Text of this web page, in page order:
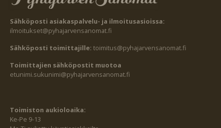
Sähköposti asiakaspalvelu- ja ilmoitusasioissa:
ilmoitukset@pyhajarvensanomat.fi
Sähköposti toimittajille: toimitus@pyhajarvensanomat.fi
Toimittajien sähköpostit muotoa
etunimi.sukunimi@pyhajarvensanomat.fi
Toimiston aukioloaika:
Ke-Pe 9-13